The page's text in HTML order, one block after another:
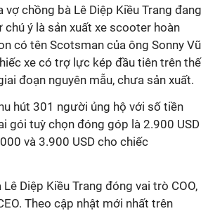
chồng bà Lê Diệp Kiều Trang đang
chú ý là sản xuất xe scooter hoàn
có tên Scotsman của ông Sonny Vũ
xe có trợ lực kép đầu tiên trên thế
đoạn nguyên mẫu, chưa sản xuất.
hút 301 người ủng hộ với số tiền
gói tuỳ chọn đóng góp là 2.900 USD
và 3.900 USD cho chiếc
Diệp Kiều Trang đóng vai trò COO,
Theo cập nhật mới nhất trên